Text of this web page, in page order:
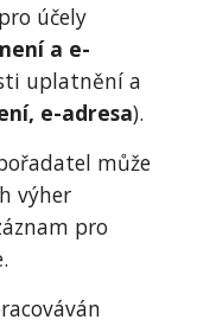
účely
a e-
uplatnění a
e-adresa).
může
výher
pro